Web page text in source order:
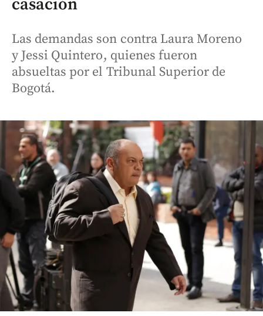
casación
Las demandas son contra Laura Moreno
y Jessi Quintero, quienes fueron
absueltas por el Tribunal Superior de
Bogotá.